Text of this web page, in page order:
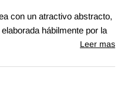
con un atractivo abstracto,
hábilmente por la
vintage auténticamente
obras de arte comienza
a "angustiarlas". Luego
Leer mas